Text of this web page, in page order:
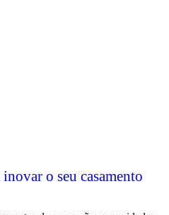
o seu casamento